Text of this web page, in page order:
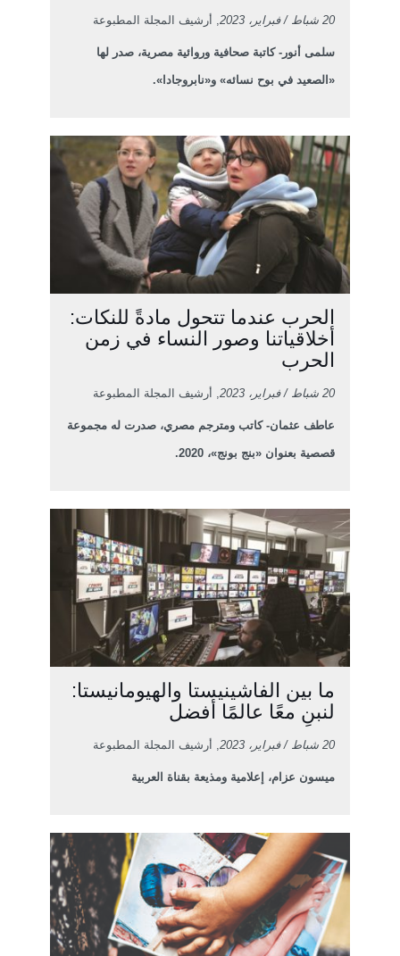
20 شباط / فبراير، 2023 , أرشيف المجلة المطبوعة
سلمى أنور- كاتبة صحافية وروائية مصرية، صدر لها
«الصعيد في بوح نسائه» و«نابروجادا».
الحرب عندما تتحول مادةً للنكات:
أخلاقياتنا وصور النساء في زمن
الحرب
20 شباط / فبراير، 2023 , أرشيف المجلة المطبوعة
عاطف عثمان- كاتب ومترجم مصري، صدرت له مجموعة
قصصية بعنوان «بنج بونج»، 2020.
ما بين الفاشينيستا والهيومانيستا:
لنبنِ معًا عالمًا أفضل
20 شباط / فبراير، 2023 , أرشيف المجلة المطبوعة
ميسون عزام، إعلامية ومذيعة بقناة العربية